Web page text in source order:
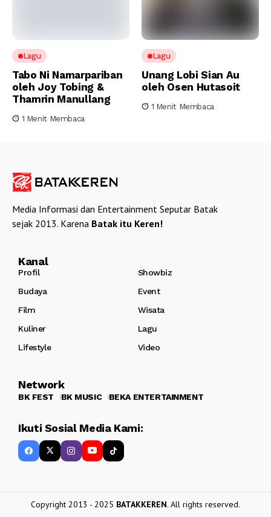
Lagu
Tabo Ni Namarpariban
oleh Joy Tobing &
Thamrin Manullang
1 Menit Membaca
Lagu
Unang Lobi Sian Au
oleh Osen Hutasoit
1 Menit Membaca
Media Informasi dan Entertainment Seputar Batak
sejak 2013. Karena Batak itu Keren!
Kanal
Profil
Showbiz
Budaya
Event
Film
Wisata
Kuliner
Lagu
Lifestyle
Video
Network
BK FEST BK MUSIC BEKA ENTERTAINMENT
Ikuti Sosial Media Kami:
Copyright 2013 - 2025 BATAKKEREN. All rights reserved.